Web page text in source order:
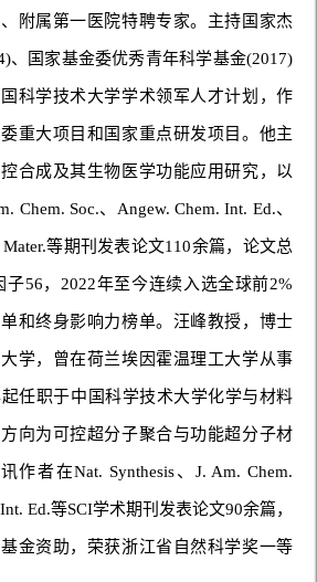
附属第一医院特聘专家。主持国家杰
、国家基金委优秀青年科学基金(2017)
科学技术大学学术领军人才计划，作
重大项目和国家重点研发项目。他主
合成及其生物医学功能应用研究，以
Chem. Soc.、Angew. Chem. Int. Ed.、
等期刊发表论文110余篇，论文总
子56，2022年至今连续入选全球前2%
和终身影响力榜单。汪峰教授，博士
学，曾在荷兰埃因霍温理工大学从事
任职于中国科学技术大学化学与材料
向为可控超分子聚合与功能超分子材
作者在Nat. Synthesis、J. Am. Chem.
Ed.等SCI学术期刊发表论文90余篇，
金资助，荣获浙江省自然科学奖一等